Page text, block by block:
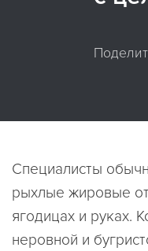
Специалисты
рыхлые жировые
ягодицах и руках.
неровной и